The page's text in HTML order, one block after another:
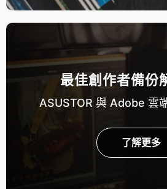
最佳創作者備份
ASUSTOR 與 Adobe 雲
了解更多